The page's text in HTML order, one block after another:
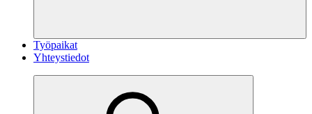
Työpaikat
Yhteystiedot